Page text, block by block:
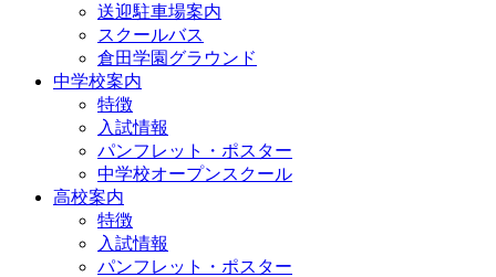
送迎駐車場案内
スクールバス
倉田学園グラウンド
中学校案内
特徴
入試情報
パンフレット・ポスター
中学校オープンスクール
高校案内
特徴
入試情報
パンフレット・ポスター